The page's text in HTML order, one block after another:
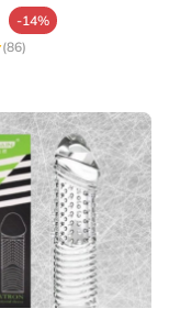
-14%
(86)